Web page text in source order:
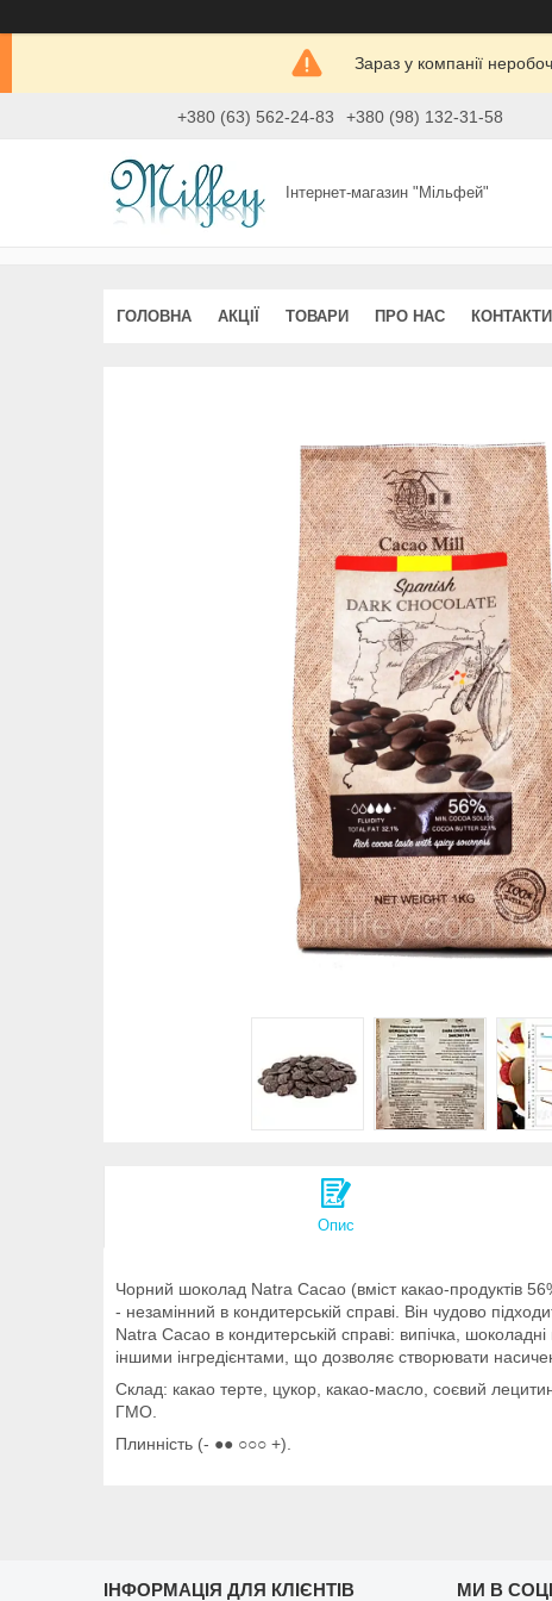
Зараз у компанії
+380 (63) 562-24-83 +380 (98) 132-31-58
Інтернет-магазин "Мільфей"
ГОЛОВНА АКЦІЇ ТОВАРИ ПРО НАС КОНТАКТИ
Опис
Чорний шоколад Natra Cacao (вміст какао-продуктів
- незамінний в кондитерській справі. Він чудово
Natra Cacao в кондитерській справі: випічка,
іншими інгредієнтами, що дозволяє створювати
Склад: какао терте, цукор, какао-масло, соєвий
ГМО.
Плинність (- ●● ○○○ +).
ІНФОРМАЦІЯ ДЛЯ КЛІЄНТІВ МИ В